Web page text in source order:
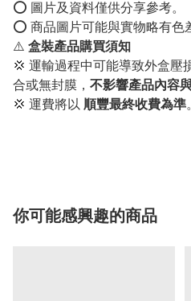
⭕️ 圖片及資料僅供分享參考。
⭕️ 商品圖片可能與實物略有色
⚠️ 盒裝產品購買須知
💢 運輸過程中可能導致外盒壓
合或無封膜， 不影響產品內容
💢 運費將以 順豐最終收費為準
你可能感興趣的商品